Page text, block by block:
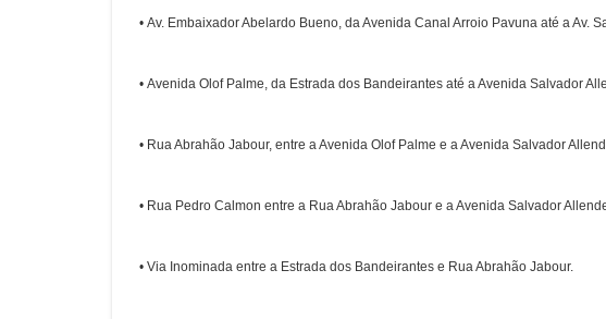
• Av. Embaixador Abelardo Bueno, da Avenida Canal Arroio Pavuna até a Av.
• Avenida Olof Palme, da Estrada dos Bandeirantes até a Avenida Salvador
• Rua Abrahão Jabour, entre a Avenida Olof Palme e a Avenida Salvador
• Rua Pedro Calmon entre a Rua Abrahão Jabour e a Avenida Salvador
• Via Inominada entre a Estrada dos Bandeirantes e Rua Abrahão Jabour.